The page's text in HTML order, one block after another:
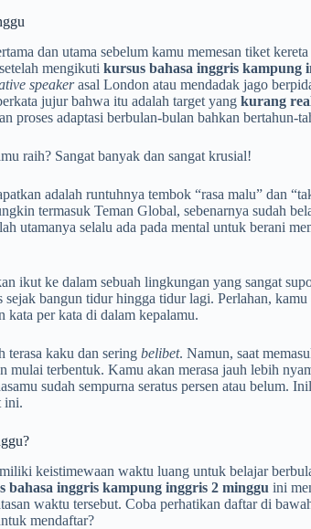
dan utama sebelum kamu memesan tiket
mengikuti kursus bahasa inggris kampung
speakerasal London atau mendadak jago
jujur bahwa itu adalah target yang kurang
proses adaptasi berbulan-bulan bahkan bertahun-
raih? Sangat banyak dan sangat krusial!
adalah runtuhnya tembok “rasa malu” dan
termasuk Teman Global, sebenarnya sudah
utamanya selalu ada pada mental untuk berani
ikut ke dalam sebuah lingkungan yang sangat
bangun tidur hingga tidur lagi. Perlahan,
kata per kata di dalam kepalamu.
terasa kaku dan sering belibet. Namun, saat
mulai terbentuk. Kamu akan merasa jauh lebih
sudah sempurna seratus persen atau belum.
ini.
keistimewaan waktu luang untuk belajar
bahasa inggris kampung inggris 2 minggu ini
waktu tersebut. Coba perhatikan daftar di
mendaftar?